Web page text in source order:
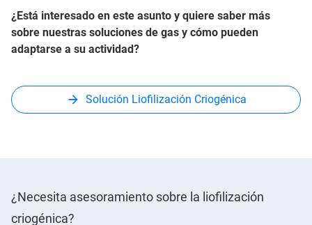
¿Está interesado en este asunto y quiere saber más
sobre nuestras soluciones de gas y cómo pueden
adaptarse a su actividad?
Solución Liofilización Criogénica
¿Necesita asesoramiento sobre la liofilización
criogénica?